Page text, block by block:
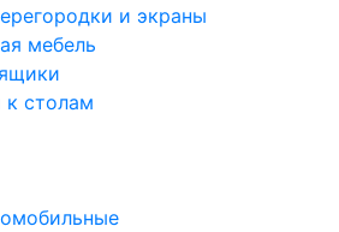
и экраны
мебель
к столам